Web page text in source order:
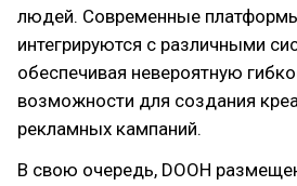
людей. Современные
интегрируются с различными
обеспечивая невероятную
возможности для создания
рекламных кампаний.
В свою очередь, DOOH